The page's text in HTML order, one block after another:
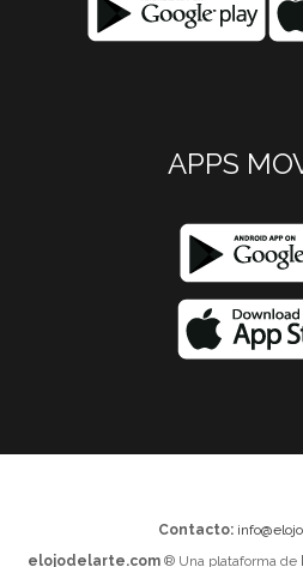
APPS
Contacto:
elojodelarte.com® Una plataforma de